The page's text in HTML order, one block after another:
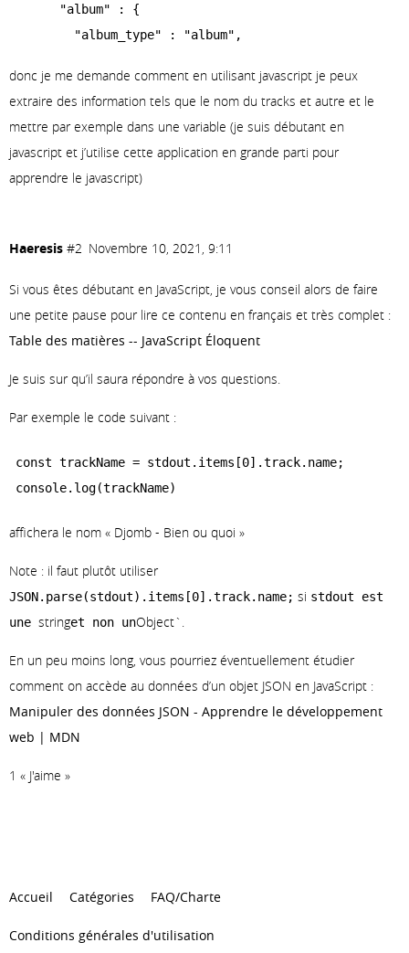
      "album" : {
        "album_type" : "album",
          "external_urls" : {
"spotify" : "https://open.spotify.com/
          },
"href" : "https://api.spotify.com/v1/
          "id" : "6Mm2g25BTeJ6BICPFWGkPg",
        } ],
"available_markets" : [ "AD", "AE", "AR",
        "external_urls" : {
"href" : "https://api.spotify.com/v1/albums/
        "images" : [ {
          "height" : 640,
        }, {
          "height" : 300,
"url" : "https://i.scdn.co/image/
        } ],
        "type" : "album",
        "uri" : "spotify:album:70FpaoDALiemmQYyx3X1z7"
donc je me demande comment en utilisant javascript je peux
extraire des information tels que le nom du tracks et autre et le
mettre par exemple dans une variable (je suis débutant en
javascript et j’utilise cette application en grande parti pour
apprendre le javascript)
Haeresis Novembre 10, 2021, 9:11
#2
Si vous êtes débutant en JavaScript, je vous conseil alors de faire
une petite pause pour lire ce contenu en français et très complet :
Table des matières -- JavaScript Éloquent
Je suis sur qu’il saura répondre à vos questions.
Par exemple le code suivant :
const trackName = stdout.items[0].track.name;
affichera le nom « Djomb - Bien ou quoi »
Note : il faut plutôt utiliser
JSON.parse(stdout).items[0].track.name; si stdout est
une stringet non unObject`.
En un peu moins long, vous pourriez éventuellement étudier
comment on accède au données d’un objet JSON en JavaScript :
Manipuler des données JSON - Apprendre le développement
web | MDN
1 « J'aime »
Accueil Catégories FAQ/Charte
Conditions générales d'utilisation